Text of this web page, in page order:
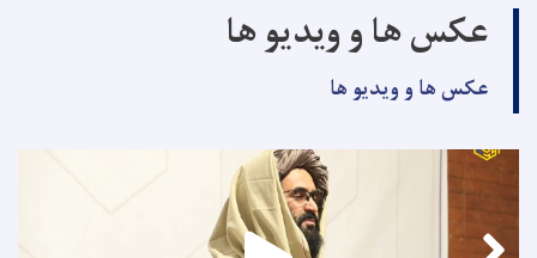
عکس ها و ویدیو ها
عکس ها و ویدیو ها